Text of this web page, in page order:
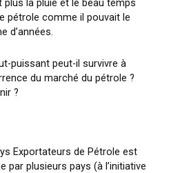
plus la pluie et le beau temps
pétrole comme il pouvait le
d’années.
puissant peut-il survivre à
du marché du pétrole ?
?
Exportateurs de Pétrole est
par plusieurs pays (à l’initiative